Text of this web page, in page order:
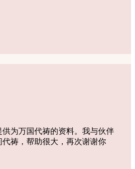
为万国代祷的资料。我与伙伴
祷，帮助很大，再次谢谢你